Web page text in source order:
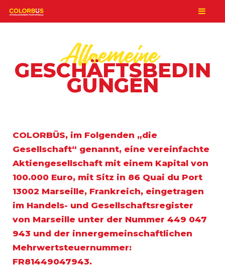
Allgemeine
GESCHÄFTSBEDIN
GUNGEN
COLORBÜS, im Folgenden „die
Gesellschaft“ genannt, eine vereinfachte
Aktiengesellschaft mit einem Kapital von
100.000 Euro, mit Sitz in 86 Quai du Port
13002 Marseille, Frankreich, eingetragen
im Handels- und Gesellschaftsregister
von Marseille unter der Nummer 449 047
943 und der innergemeinschaftlichen
Mehrwertsteuernummer:
FR81449047943.